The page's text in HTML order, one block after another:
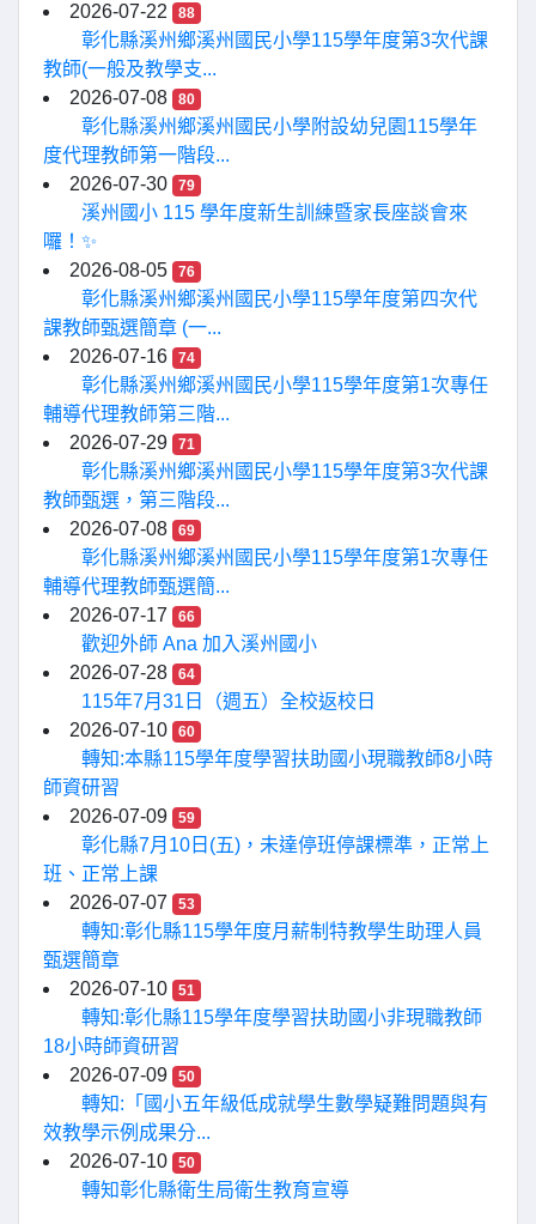
2026-07-22
88
彰化縣溪州鄉溪州國民小學115學年度第3次代課
教師(一般及教學支...
2026-07-08
80
彰化縣溪州鄉溪州國民小學附設幼兒園115學年
度代理教師第一階段...
2026-07-30
79
溪州國小 115 學年度新生訓練暨家長座談會來
囉！✨
2026-08-05
76
彰化縣溪州鄉溪州國民小學115學年度第四次代
課教師甄選簡章 (一...
2026-07-16
74
彰化縣溪州鄉溪州國民小學115學年度第1次專任
輔導代理教師第三階...
2026-07-29
71
彰化縣溪州鄉溪州國民小學115學年度第3次代課
教師甄選，第三階段...
2026-07-08
69
彰化縣溪州鄉溪州國民小學115學年度第1次專任
輔導代理教師甄選簡...
2026-07-17
66
歡迎外師 Ana 加入溪州國小
2026-07-28
64
115年7月31日（週五）全校返校日
2026-07-10
60
轉知:本縣115學年度學習扶助國小現職教師8小時
師資研習
2026-07-09
59
彰化縣7月10日(五)，未達停班停課標準，正常上
班、正常上課
2026-07-07
53
轉知:彰化縣115學年度月薪制特教學生助理人員
甄選簡章
2026-07-10
51
轉知:彰化縣115學年度學習扶助國小非現職教師
18小時師資研習
2026-07-09
50
轉知:「國小五年級低成就學生數學疑難問題與有
效教學示例成果分...
2026-07-10
50
轉知彰化縣衛生局衛生教育宣導